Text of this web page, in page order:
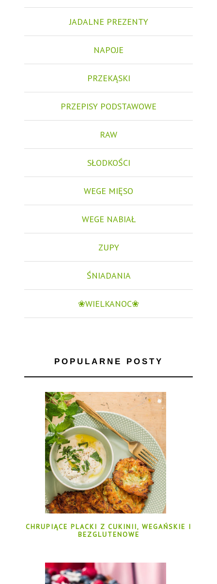
JADALNE PREZENTY
NAPOJE
PRZEKĄSKI
PRZEPISY PODSTAWOWE
RAW
SŁODKOŚCI
WEGE MIĘSO
WEGE NABIAŁ
ZUPY
ŚNIADANIA
❀WIELKANOC❀
POPULARNE POSTY
CHRUPIĄCE PLACKI Z CUKINII, WEGAŃSKIE I
BEZGLUTENOWE